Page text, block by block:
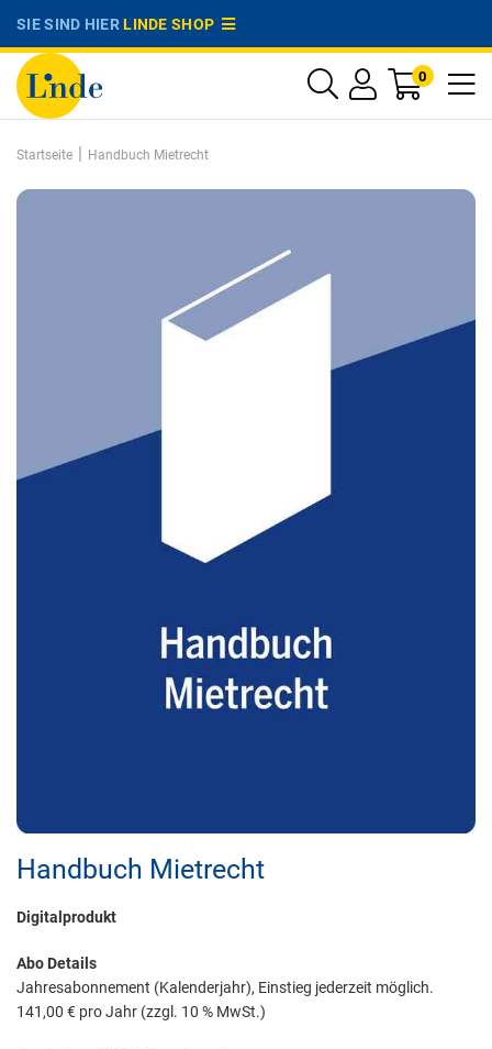
SIE SIND HIERLINDE SHOP
0
Startseite | Handbuch Mietrecht
Handbuch Mietrecht
Digitalprodukt
Abo Details
Jahresabonnement (Kalenderjahr), Einstieg jederzeit möglich.
141,00 € pro Jahr (zzgl. 10 % MwSt.)